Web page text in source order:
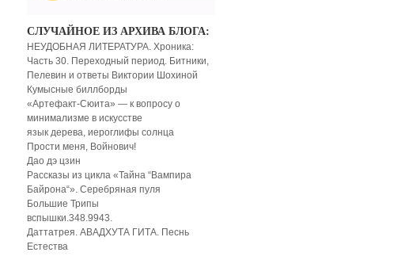
СЛУЧАЙНОЕ ИЗ АРХИВА БЛОГА:
НЕУДОБНАЯ ЛИТЕРАТУРА. Хроника:
Часть 30. Переходный период. Битники,
Пелевин и ответы Виктории Шохиной
Кумысные биллборды
«Артефакт-Сюита» — к вопросу о
минимализме в искусстве
язык дерева, иероглифы солнца
Прости меня, Войнович!
Дао дэ цзин
Рассказы из цикла «Тайна “Вампира
Байрона“». Серебряная пуля
Большие Трипы
вспышки.348.9943.
Даттатрея. АВАДХУТА ГИТА. Песнь
Естества